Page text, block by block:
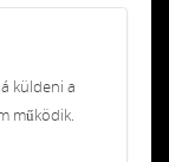
küldeni a
működik.